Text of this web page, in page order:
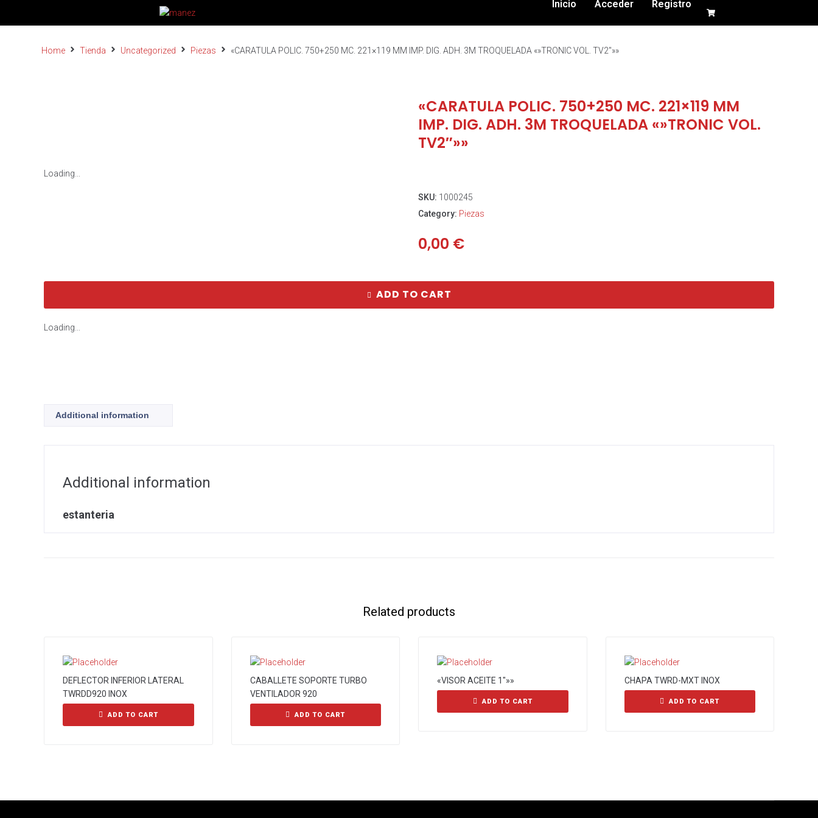
Inicio Acceder Registro
Home Tienda Uncategorized Piezas «CARATULA POLIC. 750+250 MC. 221×119 MM IMP. DIG. ADH. 3M TROQUELADA «»TRONIC VOL. TV2″»»
Loading...
«CARATULA POLIC. 750+250 MC. 221×119 MM
IMP. DIG. ADH. 3M TROQUELADA «»TRONIC VOL.
TV2″»»
SKU: 1000245
Category: Piezas
0,00 €
ADD TO CART
Loading...
Additional information
Additional information
estanteria
Related products
DEFLECTOR INFERIOR LATERAL
TWRDD920 INOX
ADD TO CART
CABALLETE SOPORTE TURBO
VENTILADOR 920
ADD TO CART
«VISOR ACEITE 1″»»
ADD TO CART
CHAPA TWRD-MXT INOX
ADD TO CART